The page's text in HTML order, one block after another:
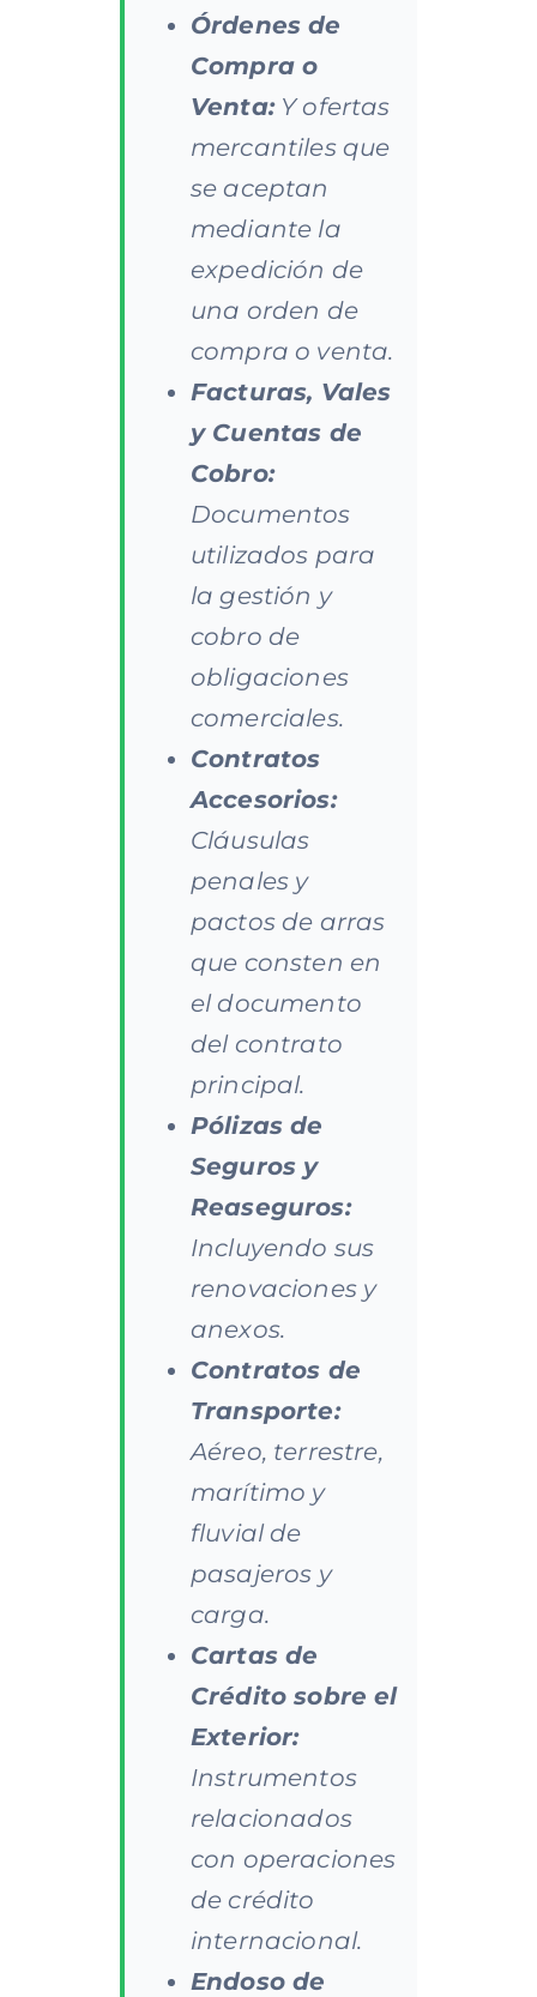
Órdenes de
Compra o
Venta:Y ofertas
mercantiles que
se aceptan
mediante la
expedición de
una orden de
compra o venta.
Facturas, Vales
y Cuentas de
Cobro:
Documentos
utilizados para
la gestión y
cobro de
obligaciones
comerciales.
Contratos
Accesorios:
Cláusulas
penales y
pactos de arras
que consten en
el documento
del contrato
principal.
Pólizas de
Seguros y
Reaseguros:
Incluyendo sus
renovaciones y
anexos.
Contratos de
Transporte:
Aéreo, terrestre,
marítimo y
fluvial de
pasajeros y
carga.
Cartas de
Crédito sobre el
Exterior:
Instrumentos
relacionados
con operaciones
de crédito
internacional.
Endoso de